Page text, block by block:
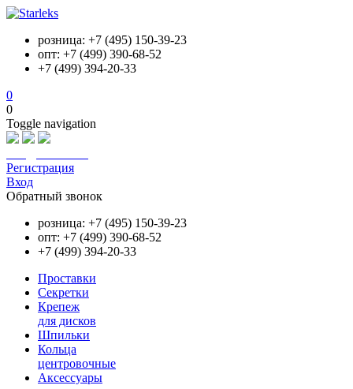
розница: +7 (495) 150-39-23
опт: +7 (499) 390-68-52
+7 (499) 394-20-33
0
0
Toggle navigation
Регистрация
Вход
Обратный звонок
розница: +7 (495) 150-39-23
опт: +7 (499) 390-68-52
+7 (499) 394-20-33
Проставки
Секретки
Крепеж
для дисков
Шпильки
Кольца
центровочные
Аксессуары